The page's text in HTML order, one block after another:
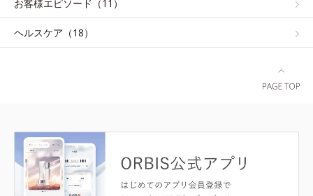
お客様エピソード（11）
ヘルスケア（18）